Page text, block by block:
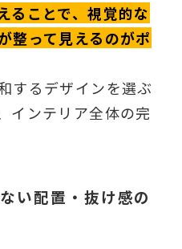
ることで、視覚的な
整って見えるのがポ
するデザインを選ぶ
インテリア全体の完
い配置・抜け感の